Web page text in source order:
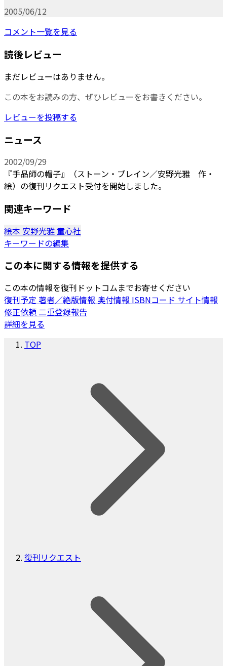
2005/06/12
コメント一覧を見る
読後レビュー
まだレビューはありません。
この本をお読みの方、ぜひレビューをお書きください。
レビューを投稿する
ニュース
2002/09/29
『手品師の帽子』（ストーン・ブレイン／安野光雅 作・
絵）の復刊リクエスト受付を開始しました。
関連キーワード
絵本 安野光雅童心社
キーワードの編集
この本に関する情報を提供する
この本の情報を復刊ドットコムまでお寄せください
復刊予定 著者／絶版情報 奥付情報 ISBNコード サイト情報
修正依頼二重登録報告
詳細を見る
TOP
復刊リクエスト